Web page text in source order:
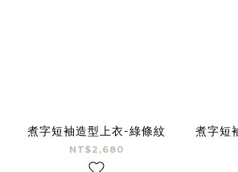
煮字短袖造型上衣-綠條紋
NT$2,680
煮字短